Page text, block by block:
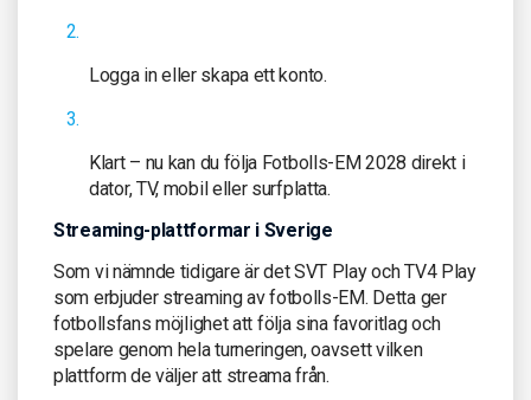
Logga in eller skapa ett konto.
Klart – nu kan du följa Fotbolls-EM 2028 direkt i
dator, TV, mobil eller surfplatta.
Streaming-plattformar i Sverige
Som vi nämnde tidigare är det SVT Play och TV4 Play
som erbjuder streaming av fotbolls-EM. Detta ger
fotbollsfans möjlighet att följa sina favoritlag och
spelare genom hela turneringen, oavsett vilken
plattform de väljer att streama från.